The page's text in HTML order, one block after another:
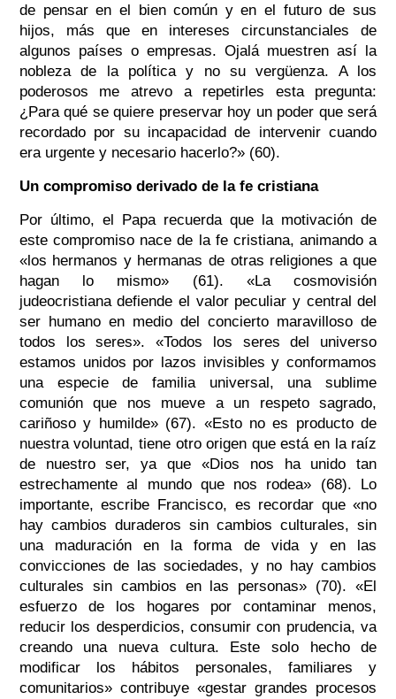
de pensar en el bien común y en el futuro de sus
hijos, más que en intereses circunstanciales de
algunos países o empresas. Ojalá muestren así la
nobleza de la política y no su vergüenza. A los
poderosos me atrevo a repetirles esta pregunta:
¿Para qué se quiere preservar hoy un poder que será
recordado por su incapacidad de intervenir cuando
era urgente y necesario hacerlo?» (60).
Un compromiso derivado de la fe cristiana
Por último, el Papa recuerda que la motivación de
este compromiso nace de la fe cristiana, animando a
«los hermanos y hermanas de otras religiones a que
hagan lo mismo» (61). «La cosmovisión
judeocristiana defiende el valor peculiar y central del
ser humano en medio del concierto maravilloso de
todos los seres». «Todos los seres del universo
estamos unidos por lazos invisibles y conformamos
una especie de familia universal, una sublime
comunión que nos mueve a un respeto sagrado,
cariñoso y humilde» (67). «Esto no es producto de
nuestra voluntad, tiene otro origen que está en la raíz
de nuestro ser, ya que «Dios nos ha unido tan
estrechamente al mundo que nos rodea» (68). Lo
importante, escribe Francisco, es recordar que «no
hay cambios duraderos sin cambios culturales, sin
una maduración en la forma de vida y en las
convicciones de las sociedades, y no hay cambios
culturales sin cambios en las personas» (70). «El
esfuerzo de los hogares por contaminar menos,
reducir los desperdicios, consumir con prudencia, va
creando una nueva cultura. Este solo hecho de
modificar los hábitos personales, familiares y
comunitarios» contribuye «gestar grandes procesos